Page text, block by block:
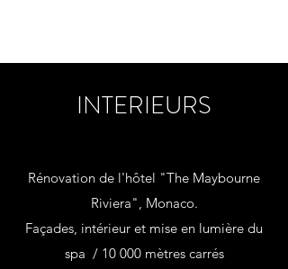
INTERIEURS
Rénovation de l'hôtel "The Maybourne
Riviera", Monaco.
Façades, intérieur et mise en lumière du
spa / 10 000 mètres carrés